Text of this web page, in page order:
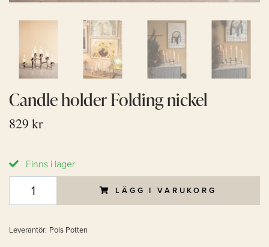
Candle holder Folding nickel
829 kr
Finns i lager
LÄGG I VARUKORG
Leverantör: Pols Potten